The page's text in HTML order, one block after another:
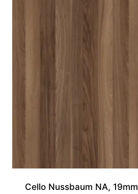
Cello Nussbaum NA, 19mm